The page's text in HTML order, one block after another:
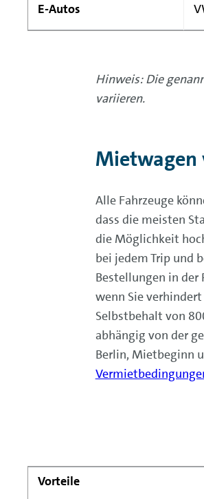
E-Autos
Hinweis: Die
variieren.
Mietwagen
Alle Fahrzeuge
dass die meisten
die Möglichkeit
bei jedem Trip und
Bestellungen in
wenn Sie
Selbstbehalt von
abhängig von der
Berlin, Mietbeginn
Vorteile